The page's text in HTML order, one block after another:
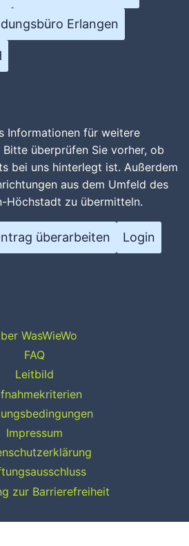
Erlangen
Informationen für weitere
überprüfen Sie vorher, ob
bei uns hinterlegt ist. Außerdem
aus dem Umfeld des
Höchstadt zu übermitteln.
überarbeiten Login
WasWieWo
FAQ
Leitbild
Impressum
zur Barrierefreiheit